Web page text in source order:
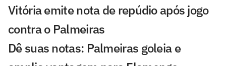
Vitória emite nota de repúdio após jogo
contra o Palmeiras
Dê suas notas: Palmeiras goleia e